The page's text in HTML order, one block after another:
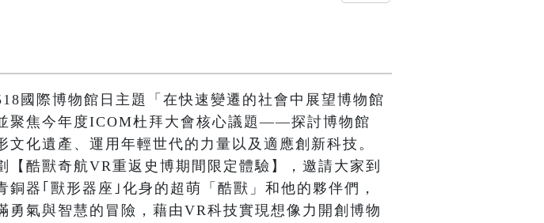
國際博物館日主題「在快速變遷的社會中展望博物館
聚焦今年度ICOM杜拜大會核心議題——探討博物館
文化遺產、運用年輕世代的力量以及適應創新科技。
【酷獸奇航VR重返史博期間限定體驗】，邀請大家到
銅器｢獸形器座｣化身的超萌「酷獸」和他的夥伴們，
勇氣與智慧的冒險，藉由VR科技實現想像力開創博物